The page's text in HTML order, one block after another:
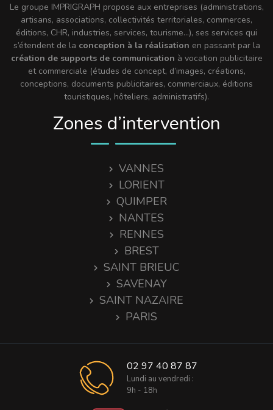
Le groupe IMPRIGRAPH propose aux entreprises (administrations,
artisans, associations, collectivités territoriales, commerces,
éditions, CHR, industries, services, tourisme…), ses services qui
s’étendent de la conception à la réalisation en passant par la
création de supports de communication à vocation publicitaire
et commerciale (études de concept, d’images, créations,
conceptions, documents publicitaires, commerciaux, éditions
touristiques, hôteliers, administratifs).
Zones d’intervention
VANNES
LORIENT
QUIMPER
NANTES
RENNES
BREST
SAINT BRIEUC
SAVENAY
SAINT NAZAIRE
PARIS
02 97 40 87 87
Lundi au vendredi :
9h - 18h